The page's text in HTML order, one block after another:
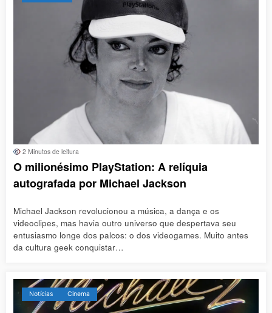
2 Minutos de leitura
O milionésimo PlayStation: A relíquia
autografada por Michael Jackson
Michael Jackson revolucionou a música, a dança e os
videoclipes, mas havia outro universo que despertava seu
entusiasmo longe dos palcos: o dos videogames. Muito antes
da cultura geek conquistar…
Notícias Cinema